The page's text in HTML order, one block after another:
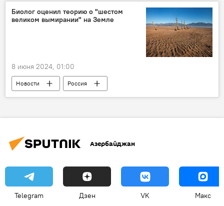
азербайджанская шахматистка Аян Аллахвердиева
Лидер
Спорт
Биолог оценил теорию о "шестом
великом вымирании" на Земле
8 июня 2024, 01:00
Новости
Россия
автор научно-популярного бестселлера "Краткая история насекомых" Александр Храмов
Глобальное потепление
Опровержение
Азербайджан
Telegram Дзен VK Макс